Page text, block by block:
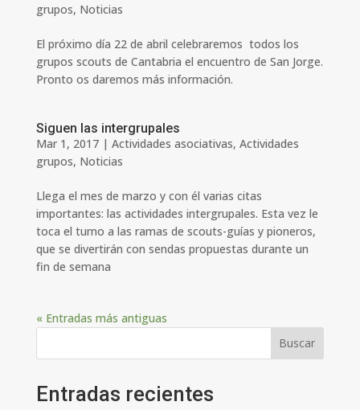
grupos, Noticias
El próximo día 22 de abril celebraremos todos los
grupos scouts de Cantabria el encuentro de San Jorge.
Pronto os daremos más información.
Siguen las intergrupales
Mar 1, 2017| Actividades asociativas, Actividades
grupos, Noticias
Llega el mes de marzo y con él varias citas
importantes: las actividades intergrupales. Esta vez le
toca el turno a las ramas de scouts-guías y pioneros,
que se divertirán con sendas propuestas durante un
fin de semana
« Entradas más antiguas
Buscar
Entradas recientes